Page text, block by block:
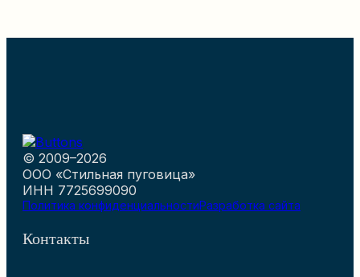
© 2009–2026
ООО «Стильная пуговица»
ИНН 7725699090
Политика конфиденциальностиРазработка сайта
Контакты